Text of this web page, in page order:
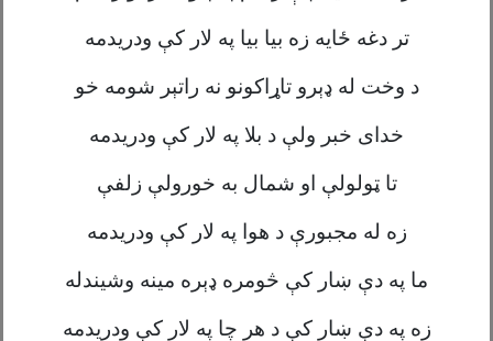
تر دغه ځايه زه بیا بیا په لار کې ودریدمه
د وخت له ډېرو تاړاکونو نه راتېر شومه خو
خدای خبر ولې د بلا په لار کې ودریدمه
تا ټولولې او شمال به خورولې زلفې
زه له مجبورې د هوا په لار کې ودریدمه
ما په دې ښار کې څومره ډېره مینه وشیندله
زه په دې ښار کې د هر چا په لار کې ودریدمه